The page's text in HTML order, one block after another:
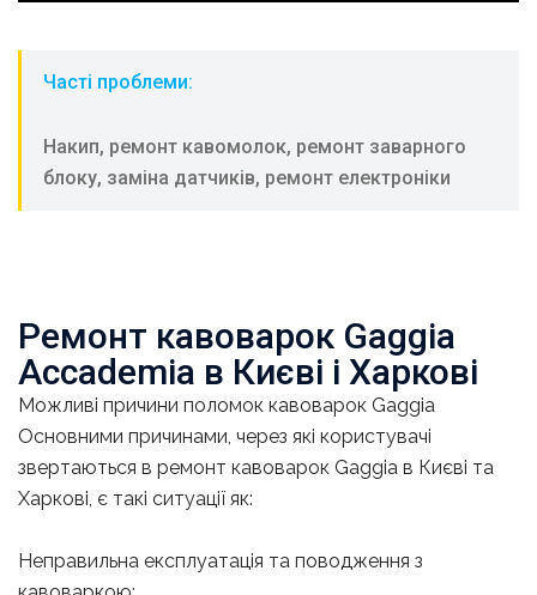
Часті проблеми:
Hакип, ремонт кавомолок, ремонт заварного
блоку, заміна датчиків, ремонт електроніки
Ремонт кавоварок Gaggia
Accademia в Києві і Харкові
Можливі причини поломок кавоварок Gaggia
Основними причинами, через які користувачі
звертаються в ремонт кавоварок Gaggia в Києві та
Харкові, є такі ситуації як:
Неправильна експлуатація та поводження з